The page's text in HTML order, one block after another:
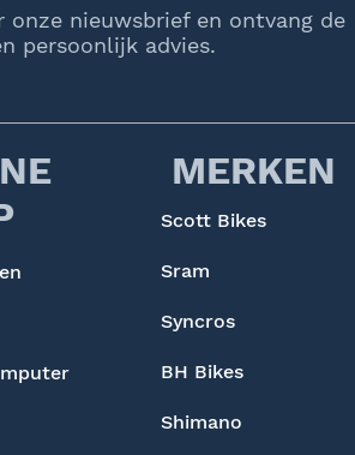
onze nieuwsbrief en ontvang de
persoonlijk advies.
MERKEN
Scott Bikes
Sram
Syncros
BH Bikes
Shimano